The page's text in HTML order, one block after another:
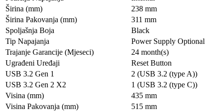
Širina (mm)
238 mm
Širina Pakovanja (mm)
311 mm
Spoljašnja Boja
Black
Tip Napajanja
Power Supply Optional
Trajanje Garancije (Mjeseci)
24 month(s)
Ugrađeni Uređaji
Reset Button
USB 3.2 Gen 1
2 (USB 3.2 (type A))
USB 3.2 Gen 2 X2
1 (USB 3.2 (type C))
Visina (mm)
435 mm
Visina Pakovanja (mm)
515 mm